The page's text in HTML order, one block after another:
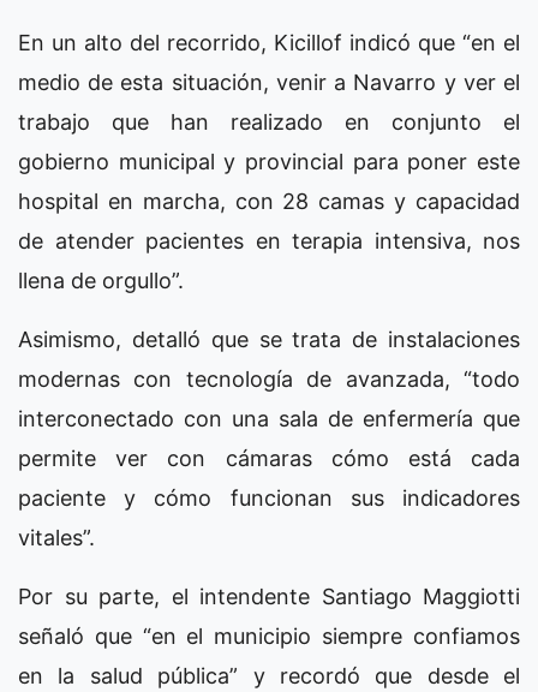
En un alto del recorrido, Kicillof indicó que “en el
medio de esta situación, venir a Navarro y ver el
trabajo que han realizado en conjunto el
gobierno municipal y provincial para poner este
hospital en marcha, con 28 camas y capacidad
de atender pacientes en terapia intensiva, nos
llena de orgullo”.
Asimismo, detalló que se trata de instalaciones
modernas con tecnología de avanzada, “todo
interconectado con una sala de enfermería que
permite ver con cámaras cómo está cada
paciente y cómo funcionan sus indicadores
vitales”.
Por su parte, el intendente Santiago Maggiotti
señaló que “en el municipio siempre confiamos
en la salud pública” y recordó que desde el